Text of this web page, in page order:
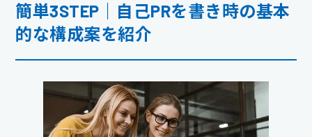
簡単3STEP｜自己PRを書き時の基本
的な構成案を紹介